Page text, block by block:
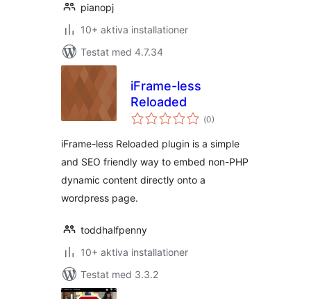
pianopj
10+ aktiva installationer
Testat med 4.7.34
iFrame-less
Reloaded
(Totalt
antal
0)
iFrame-less Reloaded plugin is a simple
and SEO friendly way to embed non-PHP
dynamic content directly onto a
wordpress page.
toddhalfpenny
10+ aktiva installationer
Testat med 3.3.2